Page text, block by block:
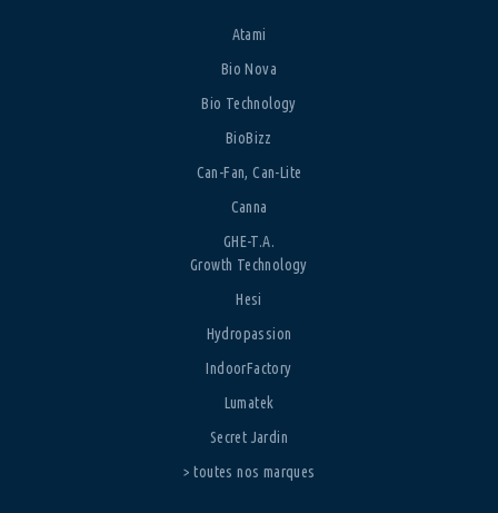
Atami
Bio Nova
Bio Technology
BioBizz
Can-Fan, Can-Lite
Canna
GHE-T.A.
Growth Technology
Hesi
Hydropassion
IndoorFactory
Lumatek
Secret Jardin
> toutes nos marques